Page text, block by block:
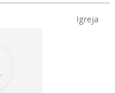
Igreja